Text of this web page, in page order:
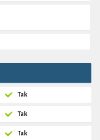
Tak
Tak
Tak